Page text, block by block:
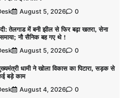
August 5, 2026 0
तेलगाड में बनी झील से फिर बढ़ा खतरा, सेना
नौ सैनिक बह गए थे !
August 5, 2026 0
धामी ने खोला विकास का पिटारा, सड़क से
बड़े काम
August 4, 2026 0